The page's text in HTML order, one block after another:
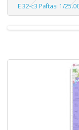
E 32-c3 Paftası 1/